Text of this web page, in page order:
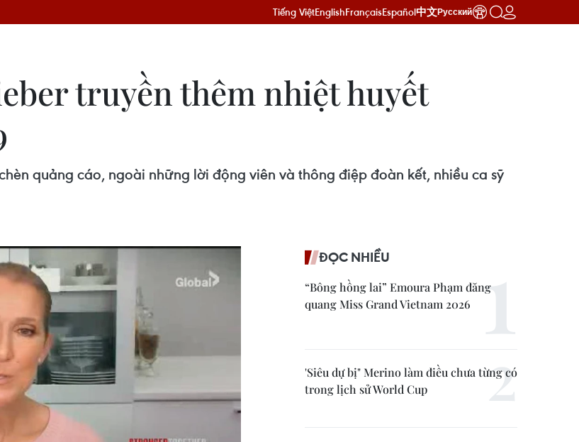
Tiếng ViệtEnglishFrançaisEspañol中文Русский
truyền thêm nhiệt huyết
quảng cáo, ngoài những lời động viên và thông điệp đoàn kết, nhiều ca sỹ
ĐỌC NHIỀU
“Bông hồng lai” Emoura Phạm đăng
quang Miss Grand Vietnam 2026
'Siêu dự bị" Merino làm điều chưa từng có
trong lịch sử World Cup